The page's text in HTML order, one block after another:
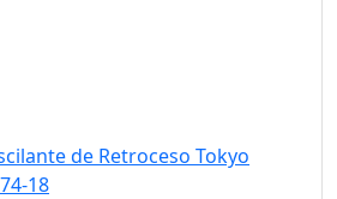
de Retroceso Tokyo
18